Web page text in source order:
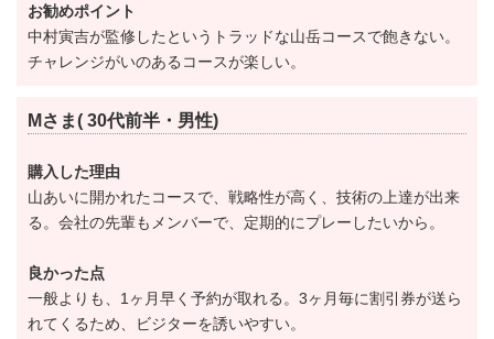
【期間】2019年4月1日より2020年3月31日
【正会員】200,000円（税別）
【週日会員】50,000円（税別）
平成29年3月19日より補充会員の募集が行われます。
尚、募集期間中も名義書換手続きは停止されません。
募集金額（税別）￥320,000 ゴルフ会員権購入をお考
えの方、ホームコースにいかがですか？
お勧めポイント
中村寅吉が監修したというトラッドな山岳コースで飽きない。
チャレンジがいのあるコースが楽しい。
Mさま( 30代前半・男性)
購入した理由
山あいに開かれたコースで、戦略性が高く、技術の上達が出来
る。会社の先輩もメンバーで、定期的にプレーしたいから。
良かった点
一般よりも、1ヶ月早く予約が取れる。3ヶ月毎に割引券が送ら
れてくるため、ビジターを誘いやすい。